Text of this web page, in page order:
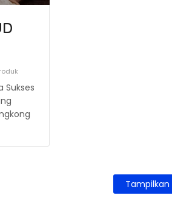
Sukses
Tampilkan